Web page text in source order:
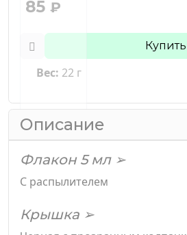
85 ₽
Купить
Вес: 22 г
Описание
Флакон 5 мл ➢
С распылителем
Крышка ➢